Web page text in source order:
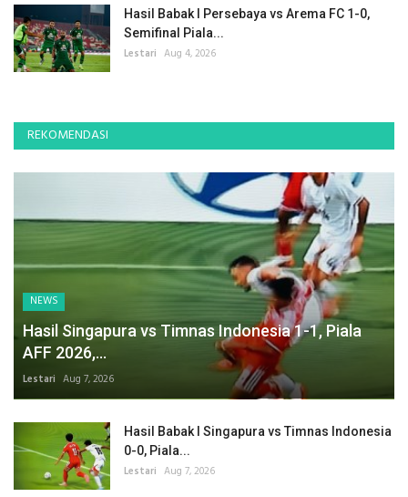
Hasil Babak I Persebaya vs Arema FC 1-0,
Semifinal Piala...
Lestari Aug 4, 2026
REKOMENDASI
NEWS
Hasil Singapura vs Timnas Indonesia 1-1, Piala
AFF 2026,...
Lestari Aug 7, 2026
Hasil Babak I Singapura vs Timnas Indonesia
0-0, Piala...
Lestari Aug 7, 2026